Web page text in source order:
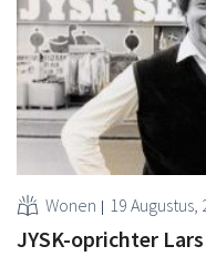
Wonen 19 Augustus,
JYSK-oprichter